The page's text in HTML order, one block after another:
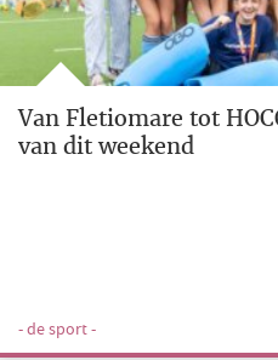
Van Fletiomare tot
van dit weekend
- de sport -